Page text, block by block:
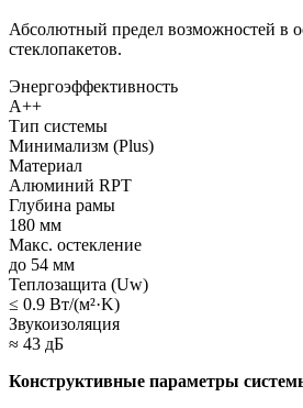
Абсолютный предел возможностей в
стеклопакетов.
Энергоэффективность
A++
Тип системы
Минимализм (Plus)
Материал
Алюминий RPT
Глубина рамы
180 мм
Макс. остекление
до 54 мм
Теплозащита (Uw)
≤ 0.9 Вт/(м²·K)
Звукоизоляция
≈ 43 дБ
Конструктивные параметры